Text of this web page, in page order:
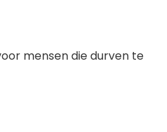
mensen die durven te